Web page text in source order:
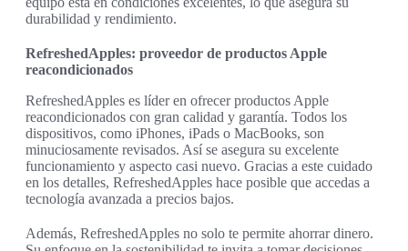
durabilidad y rendimiento.
RefreshedApples: proveedor de productos Apple
reacondicionados
RefreshedApples es líder en ofrecer productos Apple
reacondicionados con gran calidad y garantía. Todos los
dispositivos, como iPhones, iPads o MacBooks, son
minuciosamente revisados. Así se asegura su excelente
funcionamiento y aspecto casi nuevo. Gracias a este cuidado
en los detalles, RefreshedApples hace posible que accedas a
tecnología avanzada a precios bajos.
Además, RefreshedApples no solo te permite ahorrar dinero.